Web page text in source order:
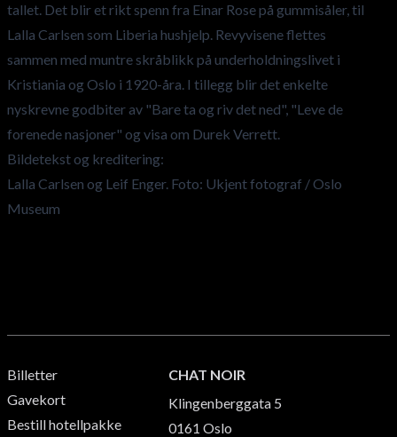
tallet. Det blir et rikt spenn fra Einar Rose på gummisåler, til
Lalla Carlsen som Liberia hushjelp. Revyvisene flettes
sammen med muntre skråblikk på underholdningslivet i
Kristiania og Oslo i 1920-åra. I tillegg blir det enkelte
nyskrevne godbiter av "Bare ta og riv det ned", "Leve de
forenede nasjoner" og visa om Durek Verrett.
Bildetekst og kreditering:
Lalla Carlsen og Leif Enger. Foto: Ukjent fotograf / Oslo
Museum
Billetter
Gavekort
Bestill hotellpakke
CHAT NOIR
Klingenberggata 5
0161Oslo